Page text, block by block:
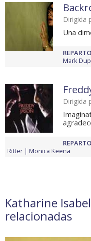
Dirigida
Una
REPARTO
Mark
Dirigida
REPARTO
Ritter
Monica Keena
Katharine
relacionadas